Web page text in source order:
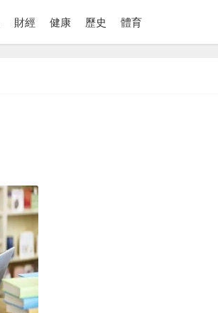
財經 健康 歷史 體育